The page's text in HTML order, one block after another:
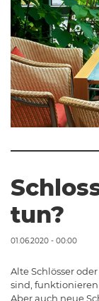
tun?
01.06.2020 - 00:00
Alte Schlösser
sind,
Aber auch neue